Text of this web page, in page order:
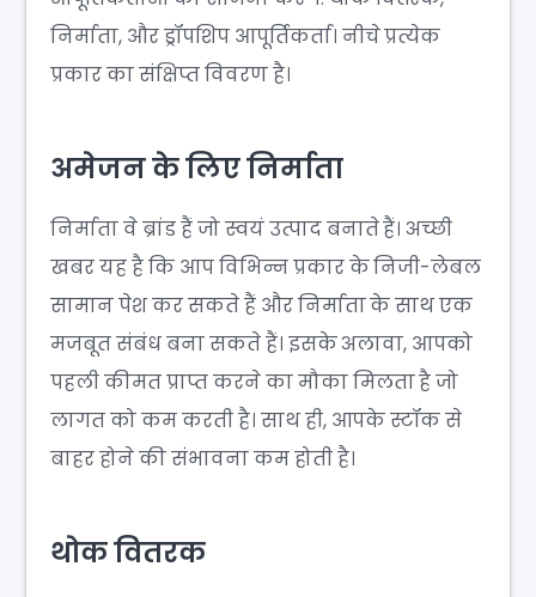
निर्माता, और ड्रॉपशिप आपूर्तिकर्ता। नीचे प्रत्येक
प्रकार का संक्षिप्त विवरण है।
अमेजन के लिए निर्माता
निर्माता वे ब्रांड हैं जो स्वयं उत्पाद बनाते हैं। अच्छी
खबर यह है कि आप विभिन्न प्रकार के निजी-लेबल
सामान पेश कर सकते हैं और निर्माता के साथ एक
मजबूत संबंध बना सकते हैं। इसके अलावा, आपको
पहली कीमत प्राप्त करने का मौका मिलता है जो
लागत को कम करती है। साथ ही, आपके स्टॉक से
बाहर होने की संभावना कम होती है।
थोक वितरक